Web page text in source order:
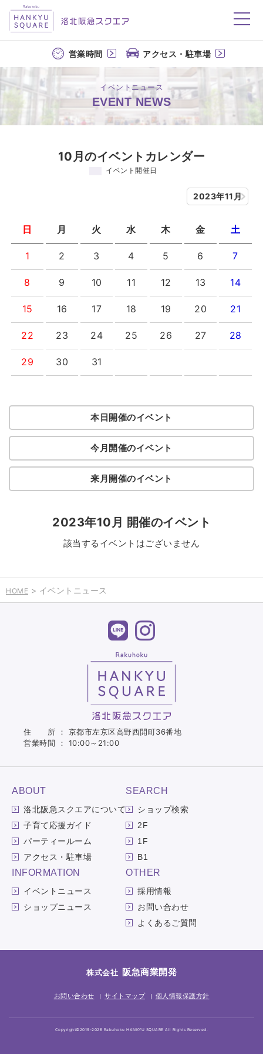
洛北阪急スクエア
営業時間 アクセス・駐車場
イベントニュース
EVENT NEWS
10月のイベントカレンダー
イベント開催日
2023年11月
日 月 火 水 木 金 土
1 2 3 4 5 6 7
8 9 10 11 12 13 14
15 16 17 18 19 20 21
22 23 24 25 26 27 28
29 30 31
本日開催のイベント
今月開催のイベント
来月開催のイベント
2023年10月 開催のイベント
該当するイベントはございません
HOME > イベントニュース
住 所 ： 京都市左京区高野西開町36番地
営業時間 ： 10:00～21:00
ABOUT
洛北阪急スクエアについて
子育て応援ガイド
パーティールーム
アクセス・駐車場
SEARCH
ショップ検索
2F
1F
B1
INFORMATION
イベントニュース
ショップニュース
OTHER
採用情報
お問い合わせ
よくあるご質問
株式会社 阪急商業開発
お問い合わせ サイトマップ 個人情報保護方針
Copyright©2019-2026 Rakuhoku HANKYU SQUARE All Rights Reserved.